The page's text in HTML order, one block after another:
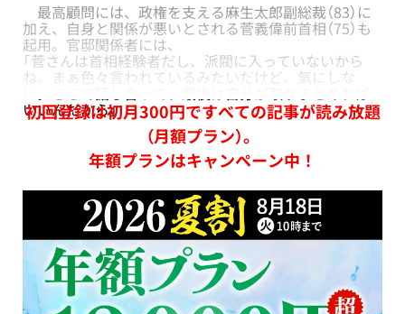
最高顧問には、政権を支える麻生太郎副総裁（83）に
加え、自身と関係が悪いとされる菅義偉前首相（75）も
起用。官邸関係者には、
「菅さんは首相経験者だし、派閥に入っていないから
ね。まぁ色々言われているみたいだけど、気にしな
いいんだから」
初回登録は初月300円ですべての記事が読み放題
（月額プラン）。
年額プランはキャンペーン中！